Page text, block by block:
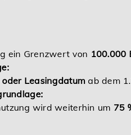
ein Grenzwert von 100.000
Leasingdatum ab dem
wird weiterhin um 75